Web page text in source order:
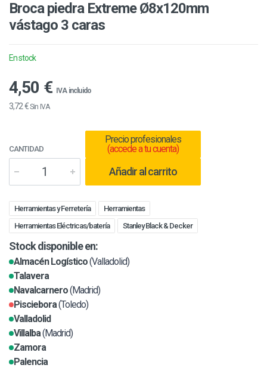
Broca piedra Extreme Ø8x120mm
vástago 3 caras
En stock
4,50 € IVA incluido
3,72 €Sin IVA
CANTIDAD
Precio profesionales
(accede a tu cuenta)
Añadir al carrito
Herramientas y Ferretería
Herramientas
Herramientas Eléctricas/batería
Stanley Black & Decker
Stock disponible en:
Almacén Logístico(Valladolid)
Talavera
Navalcarnero(Madrid)
Pisciebora(Toledo)
Valladolid
Villalba(Madrid)
Zamora
Palencia